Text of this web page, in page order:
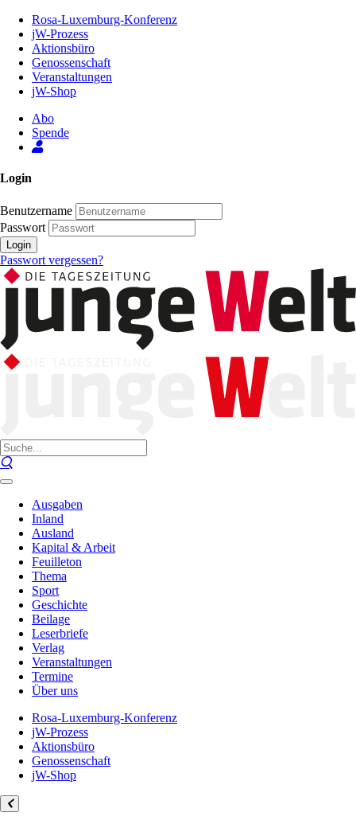
Inhalt
Seite
Rosa-Luxemburg-Konferenz
jW-Prozess
Aktionsbüro
Genossenschaft
Veranstaltungen
jW-Shop
Abo
Spende
Login
Benutzername
Passwort
Login
Passwort vergessen?
Ausgaben
Inland
Ausland
Kapital & Arbeit
Feuilleton
Thema
Sport
Geschichte
Beilage
Leserbriefe
Verlag
Veranstaltungen
Termine
Über uns
Rosa-Luxemburg-Konferenz
jW-Prozess
Aktionsbüro
Genossenschaft
jW-Shop